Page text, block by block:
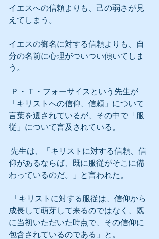
イエスへの信頼よりも、己の弱さが見
えてしまう。
イエスの御名に対する信頼よりも、自
分の名前に心理がついつい傾いてしま
う。
「キリストへの信仰、信頼」について
言葉を遺されているが、その中で「服
従」について言及されている。
仰があるならば、既に服従がそこに備
わっているのだ。」と言われた。
成長して萌芽して来るのではなく、既
に当初いただいた時点で、その信仰に
包含されているのである」と。